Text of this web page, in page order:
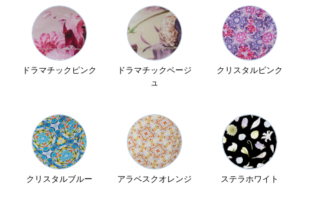
ドラマチックピンク
ドラマチックベージ
ュ
クリスタルピンク
クリスタルブルー アラベスクオレンジ ステラホワイト